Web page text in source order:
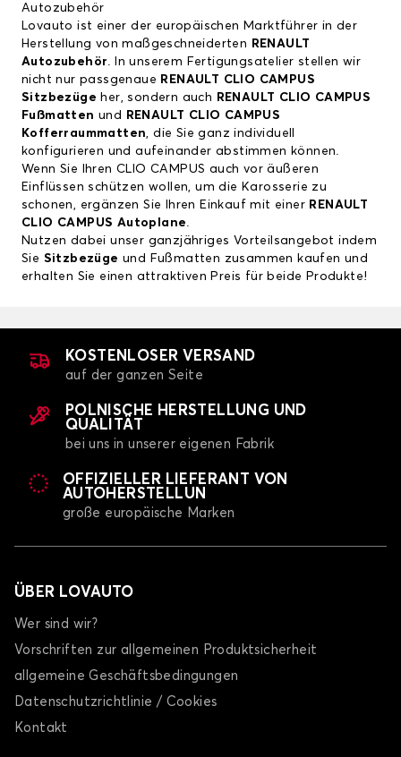
Autozubehör
Lovauto ist einer der europäischen Marktführer in der
Herstellung von maßgeschneiderten RENAULT
Autozubehör. In unserem Fertigungsatelier stellen wir
nicht nur passgenaue RENAULT CLIO CAMPUS
Sitzbezüge her, sondern auch RENAULT CLIO CAMPUS
Fußmatten und
RENAULT CLIO CAMPUS
Kofferraummatten, die Sie ganz individuell
konfigurieren und aufeinander abstimmen können.
Wenn Sie Ihren CLIO CAMPUS auch vor äußeren
Einflüssen schützen wollen, um die Karosserie zu
schonen, ergänzen Sie Ihren Einkauf mit einer RENAULT
CLIO CAMPUS Autoplane.
Nutzen dabei unser ganzjähriges Vorteilsangebot indem
Sie Sitzbezüge und Fußmatten zusammen kaufen und
erhalten Sie einen attraktiven Preis für beide Produkte!
KOSTENLOSER VERSAND
auf der ganzen Seite
POLNISCHE HERSTELLUNG UND
QUALITÄT
bei uns in unserer eigenen Fabrik
OFFIZIELLER LIEFERANT VON
AUTOHERSTELLUN
große europäische Marken
ÜBER LOVAUTO
Wer sind wir?
Vorschriften zur allgemeinen Produktsicherheit
allgemeine Geschäftsbedingungen
Datenschutzrichtlinie / Cookies
Kontakt